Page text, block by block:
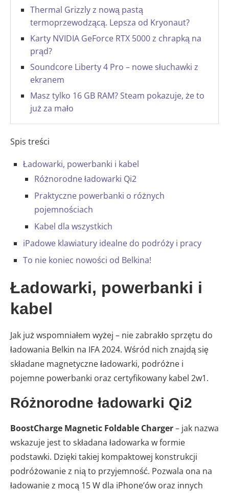
Thermal Grizzly z nową pastą
termoprzewodzącą. Lepsza od Kryonaut?
Karty NVIDIA GeForce RTX 5000 z chrapką na
prąd?
Soundcore Liberty 4 Pro – nowe słuchawki z
ekranem
Masz tylko 16 GB RAM? Steam pokazuje, że to
już za mało
Spis treści
Ładowarki, powerbanki i kabel
Różnorodne ładowarki Qi2
Praktyczne powerbanki o różnych
pojemnościach
Kabel dla wszystkich
iPadowe klawiatury idealne do podróży i pracy
To nie koniec nowości od Belkina!
Ładowarki, powerbanki i
kabel
Jak już wspomniałem wyżej – nie zabrakło sprzętu do
ładowania Belkin na IFA 2024. Wśród nich znajdą się
składane magnetyczne ładowarki, podróżne i
pojemne powerbanki oraz certyfikowany kabel 2w1.
Różnorodne ładowarki Qi2
BoostCharge Magnetic Foldable Charger– jak nazwa
wskazuje jest to składana ładowarka w formie
podstawki. Dzięki takiej kompaktowej konstrukcji
podróżowanie z nią to przyjemność. Pozwala ona na
ładowanie z mocą 15 W dla iPhone’ów oraz innych